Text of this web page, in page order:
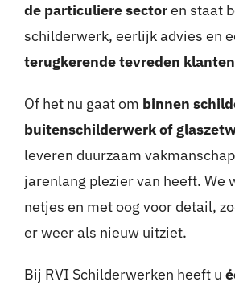
de particuliere sectoren staat
schilderwerk, eerlijk advies en
terugkerende tevreden klanten
Of het nu gaat om binnen
buitenschilderwerk of
leveren duurzaam
jarenlang plezier van heeft. We
netjes en met oog voor detail,
er weer als nieuw uitziet.
Bij RVI Schilderwerken heeft u